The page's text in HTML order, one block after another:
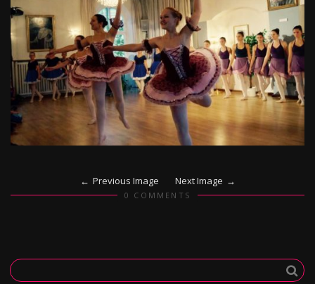
Previous Image Next Image
0 COMMENTS